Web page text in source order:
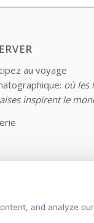
au voyage
où les
inspirent le
and analyze